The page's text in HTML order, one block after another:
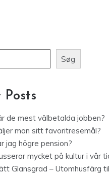
Søg
Posts
de mest välbetalda jobben?
man sitt favoritresemål?
jag högre pension?
mycket på kultur i vår
Glansgrad – Utomhusfärg